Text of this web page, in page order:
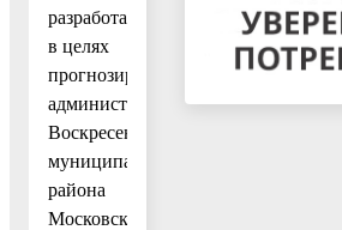
разработана
в целях
прогнозирования
администрацией
Воскресенского
муниципального
района
Московской